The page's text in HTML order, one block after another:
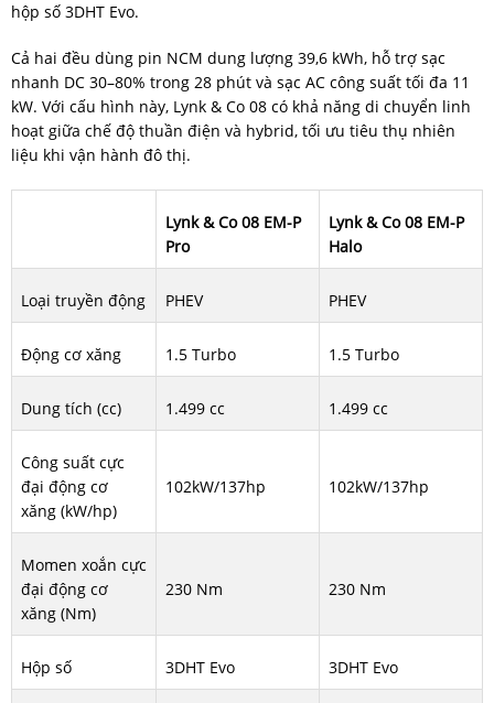
hộp số 3DHT Evo.
Cả hai đều dùng pin NCM dung lượng 39,6 kWh, hỗ trợ sạc
nhanh DC 30–80% trong 28 phút và sạc AC công suất tối đa 11
kW. Với cấu hình này, Lynk & Co 08 có khả năng di chuyển linh
hoạt giữa chế độ thuần điện và hybrid, tối ưu tiêu thụ nhiên
liệu khi vận hành đô thị.
Lynk & Co 08 EM-P
Pro
Lynk & Co 08 EM-P
Halo
Loại truyền động PHEV PHEV
Động cơ xăng 1.5 Turbo 1.5 Turbo
Dung tích (cc) 1.499 cc 1.499 cc
Công suất cực
đại động cơ
xăng (kW/hp)
102kW/137hp 102kW/137hp
Momen xoắn cực
đại động cơ
xăng (Nm)
230 Nm 230 Nm
Hộp số 3DHT Evo 3DHT Evo